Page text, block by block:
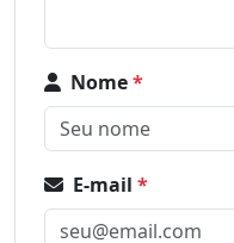
Nome*
E-mail *